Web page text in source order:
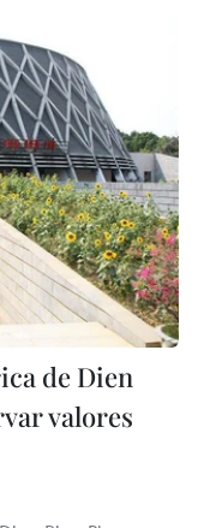
de Dien
valores